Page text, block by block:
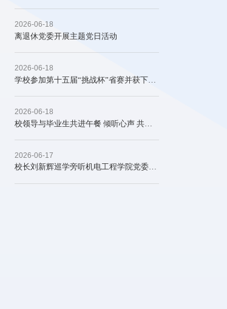
2026-06-18
离退休党委开展主题党日活动
2026-06-18
2026-06-18
2026-06-17
校长刘新辉巡学旁听机电工程学院党委理论学习中心组（扩大）集体学习